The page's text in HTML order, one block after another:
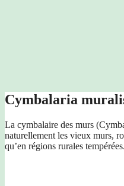
Cymbalaria
La cymbalaire des murs
naturellement les vieux murs,
qu’en régions rurales tempérées.